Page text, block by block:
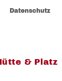
Datenschutz
& Platz